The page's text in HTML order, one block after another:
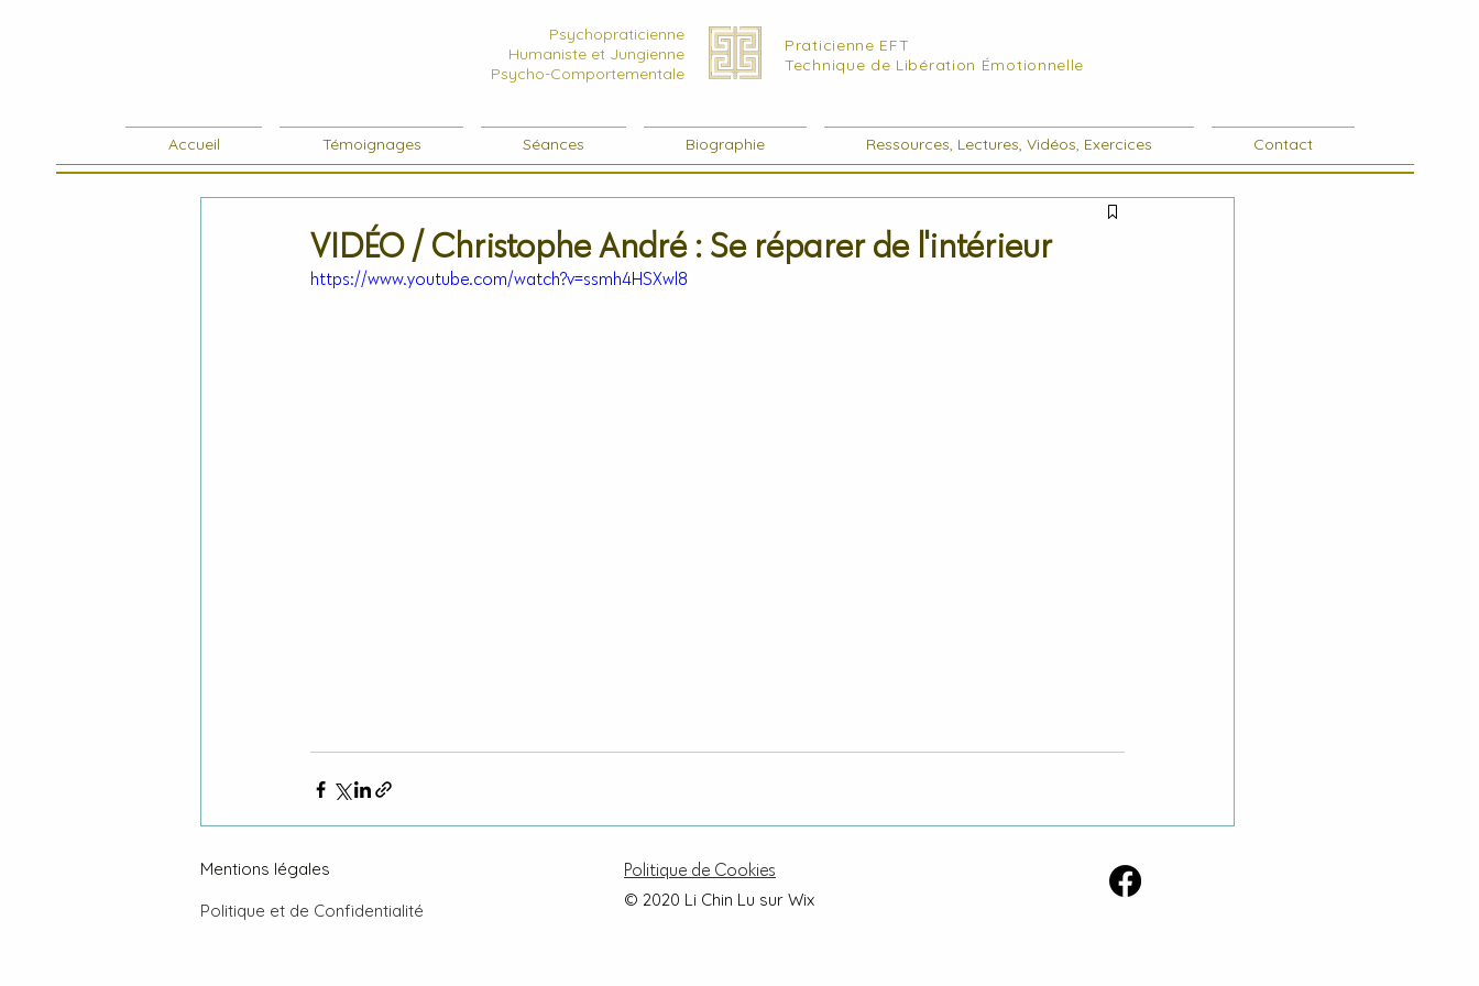
Psychopraticienne
Humaniste et Jungienne
Psycho-Comportementale
Praticienne EFT
Technique de Libération Émotionnelle
Accueil Témoignages Séances Biographie Ressources, Lectures, Vidéos, Exercices Contact
VIDÉO / Christophe André : Se réparer de l'intérieur
https://www.youtube.com/watch?v=ssmh4HSXwl8
Mentions légales
Politique et de Confidentialité
Politique de Cookies
© 2020 Li Chin Lu sur Wix